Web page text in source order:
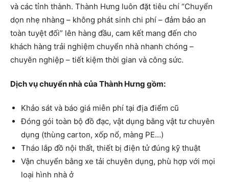
và các tỉnh thành. Thành Hưng luôn đặt tiêu chí “Chuyển
dọn nhẹ nhàng – không phát sinh chi phí – đảm bảo an
toàn tuyệt đối” lên hàng đầu, cam kết mang đến cho
khách hàng trải nghiệm chuyển nhà nhanh chóng –
chuyên nghiệp – tiết kiệm thời gian và công sức.
Dịch vụ chuyển nhà của Thành Hưng gồm:
Khảo sát và báo giá miễn phí tại địa điểm cũ
Đóng gói toàn bộ đồ đạc, vật dụng bằng vật tư chuyên
dụng (thùng carton, xốp nổ, màng PE…)
Tháo lắp đồ nội thất, thiết bị điện tử đúng kỹ thuật
Vận chuyển bằng xe tải chuyên dụng, phù hợp với mọi
loại hình nhà ở